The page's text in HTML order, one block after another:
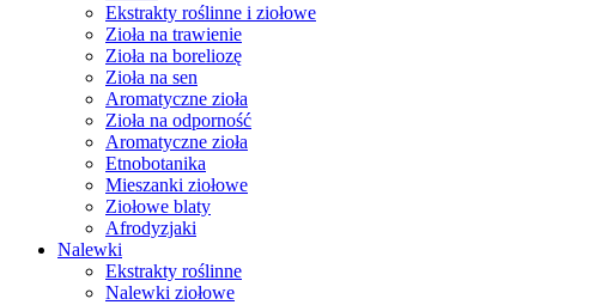
Ekstrakty roślinne i ziołowe
Zioła na trawienie
Zioła na boreliozę
Zioła na sen
Aromatyczne zioła
Zioła na odporność
Aromatyczne zioła
Etnobotanika
Mieszanki ziołowe
Ziołowe blaty
Afrodyzjaki
Nalewki
Ekstrakty roślinne
Nalewki ziołowe